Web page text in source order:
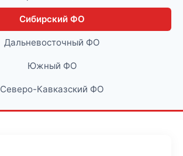
Сибирский ФО
Дальневосточный ФО
Южный ФО
Северо-Кавказский ФО